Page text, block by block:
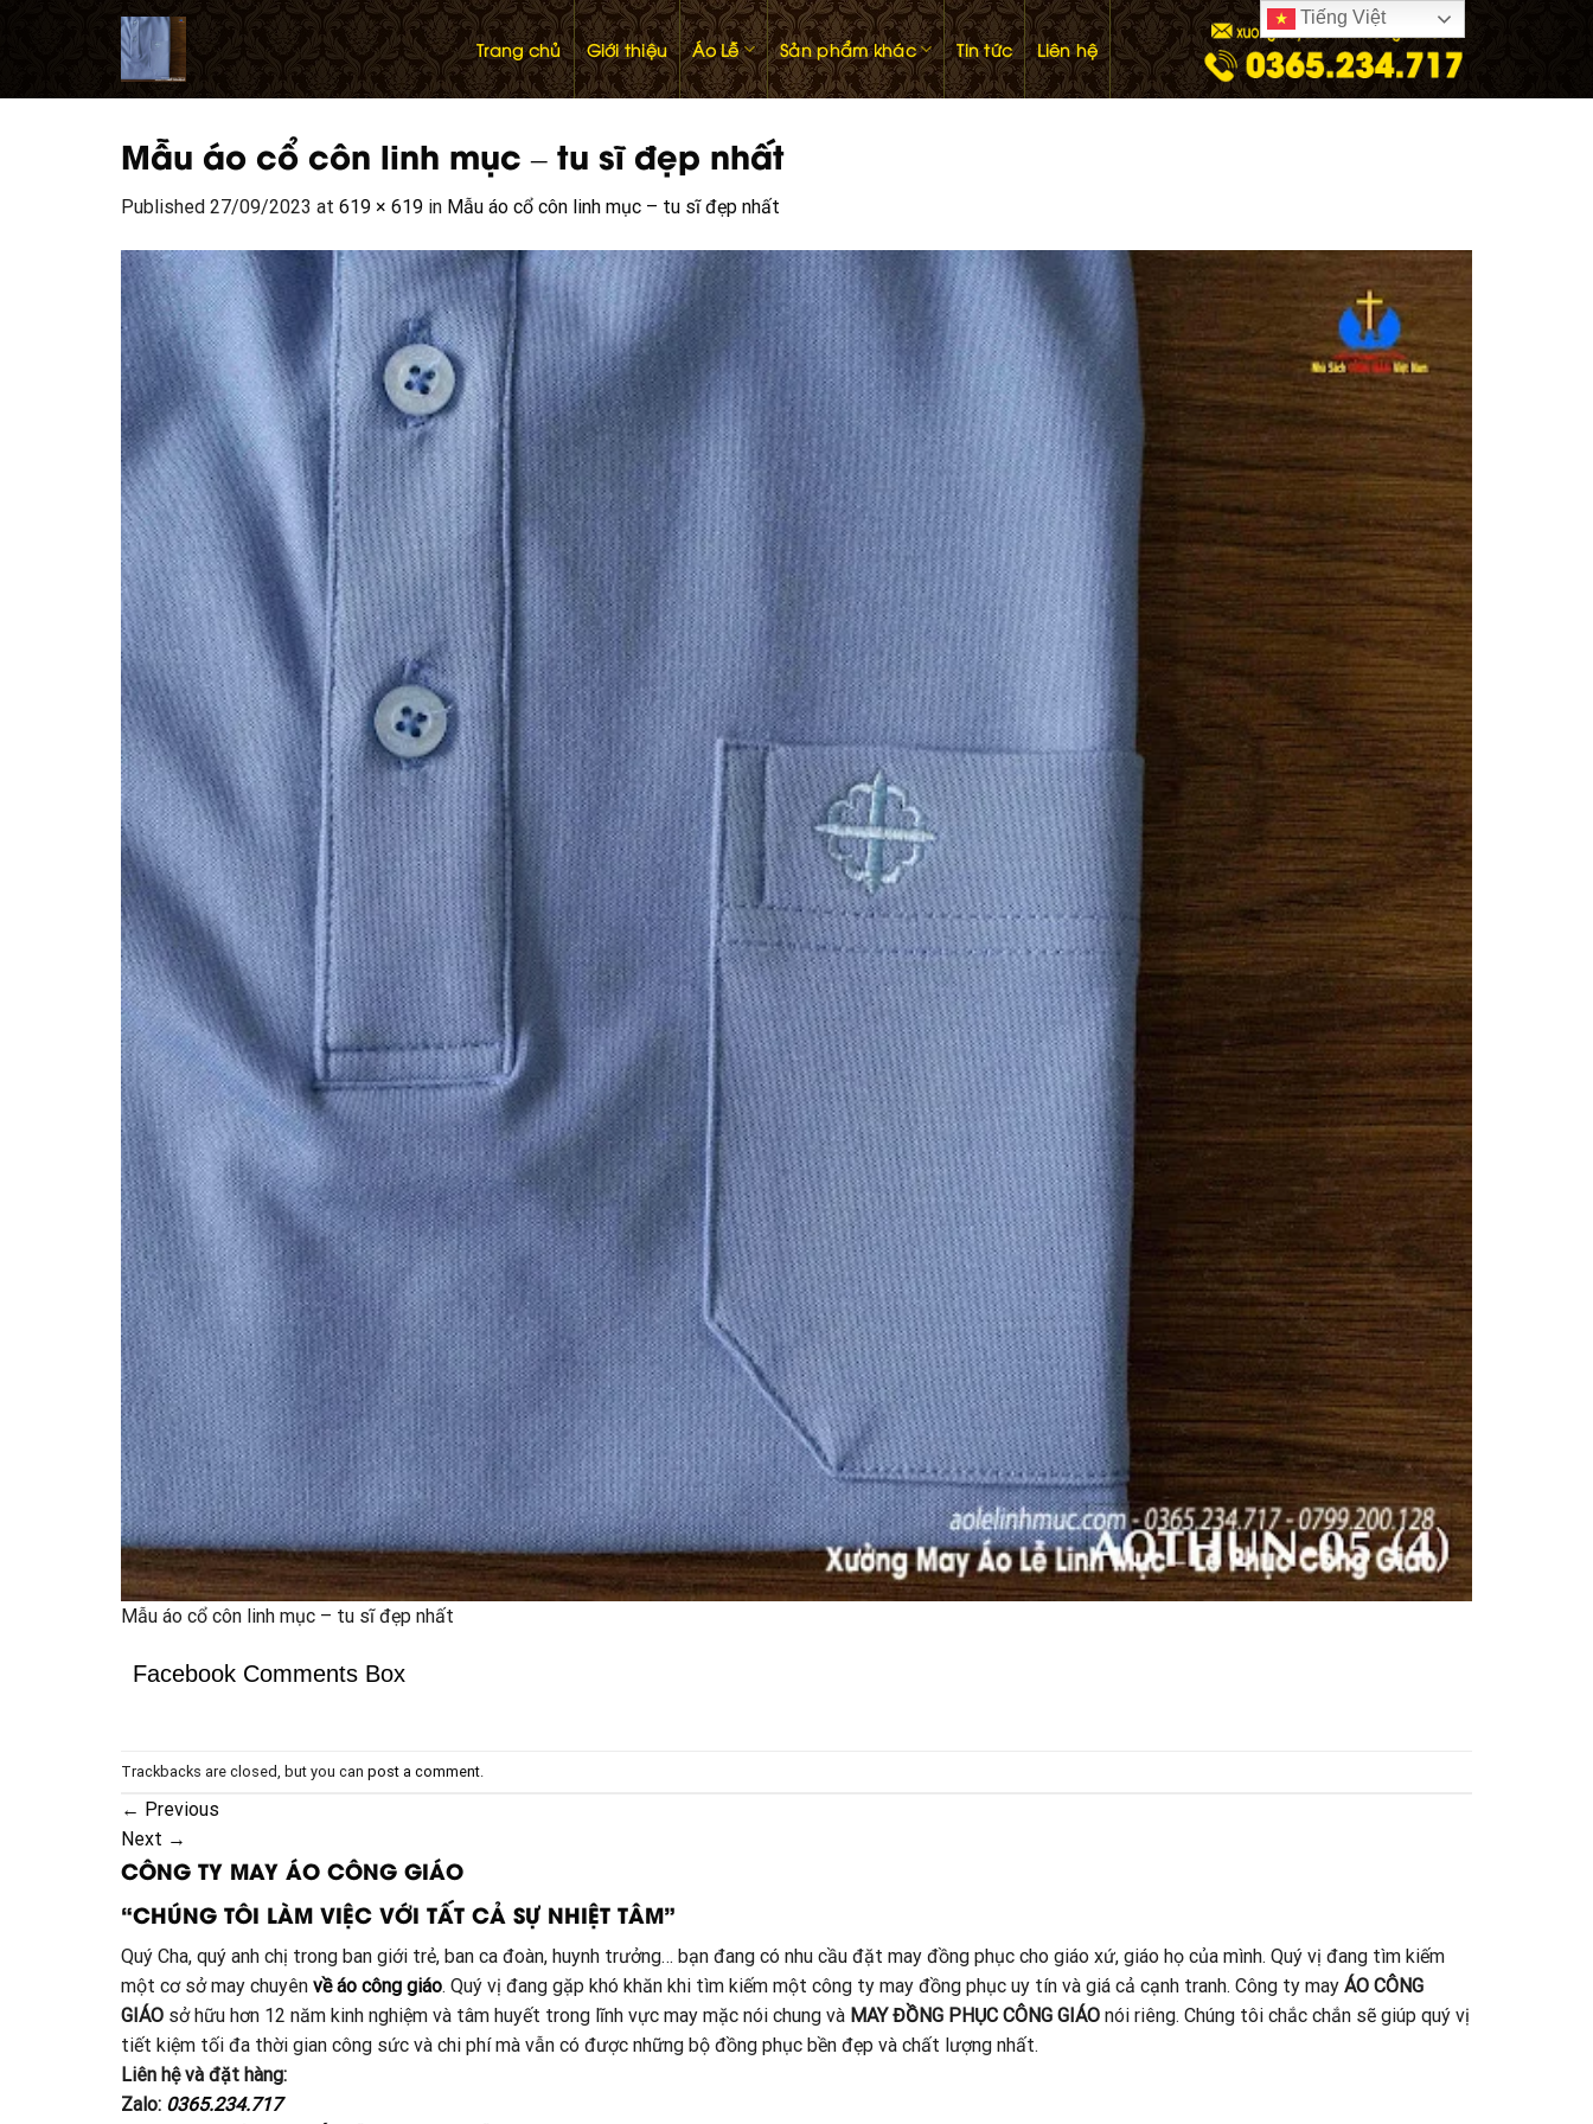
Trang chủ Giới thiệu Áo Lễ Sản phẩm khác Tin tức Liên hệ
Mẫu áo cổ côn linh mục – tu sĩ đẹp nhất
Published 27/09/2023 at 619 × 619 in Mẫu áo cổ côn linh mục – tu sĩ đẹp nhất
Mẫu áo cổ côn linh mục – tu sĩ đẹp nhất
Facebook Comments Box
Trackbacks are closed, but you can post a comment
← Previous
Next →
CÔNG TY MAY ÁO CÔNG GIÁO
“CHÚNG TÔI LÀM VIỆC VỚI TẤT CẢ SỰ NHIỆT TÂM”
Quý Cha, quý anh chị trong ban giới trẻ, ban ca đoàn, huynh trưởng… bạn đang có nhu cầu đặt may đồng phục cho giáo xứ, giáo họ của mình. Quý vị đang tìm kiếm
một cơ sở may chuyên về áo công giáo. Quý vị đang gặp khó khăn khi tìm kiếm một công ty may đồng phục uy tín và giá cả cạnh tranh. Công ty may ÁO CÔNG
GIÁO sở hữu hơn 12 năm kinh nghiệm và tâm huyết trong lĩnh vực may mặc nói chung và MAY ĐỒNG PHỤC CÔNG GIÁO nói riêng. Chúng tôi chắc chắn sẽ giúp quý vị
tiết kiệm tối đa thời gian công sức và chi phí mà vẫn có được những bộ đồng phục bền đẹp và chất lượng nhất.
Liên hệ và đặt hàng:
Zalo: 0365.234.717
Tiếng Việt